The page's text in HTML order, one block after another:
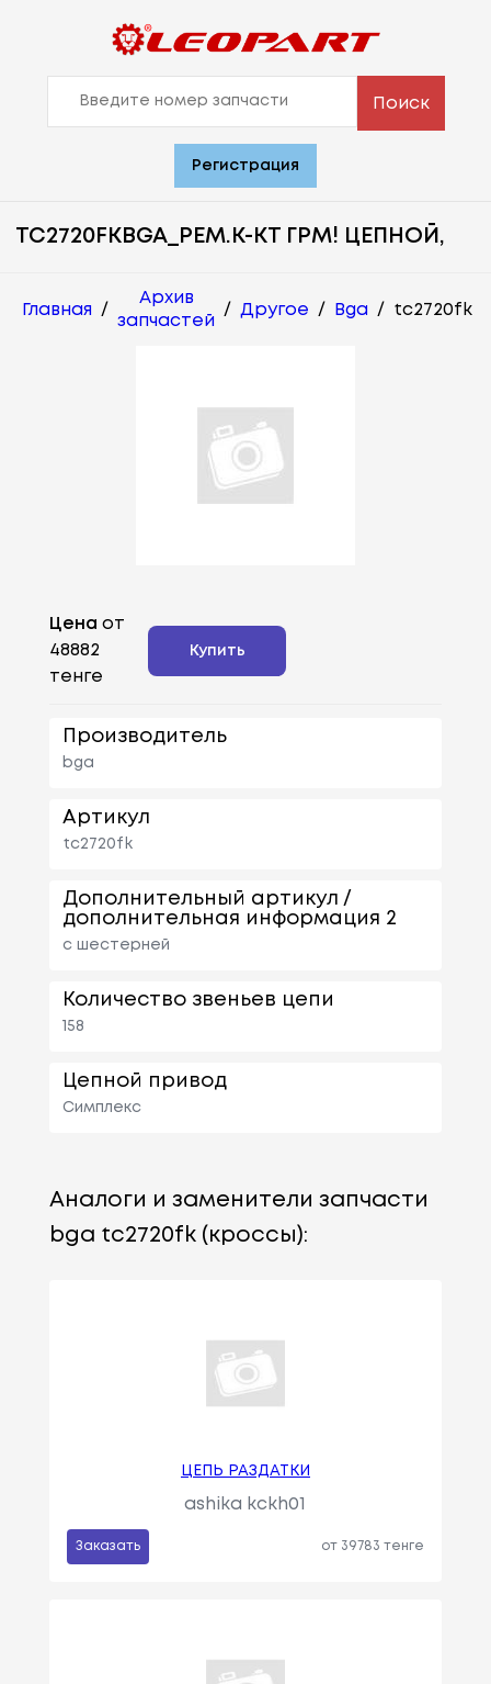
Поиск
Регистрация
TC2720FKBGA_РЕМ.К-КТ ГРМ! ЦЕПНОЙ,
Главная /
Архив
запчастей
/ Другое / Bga / tc2720fk
Цена от
48882
тенге
Купить
Производитель
bga
Артикул
tc2720fk
Дополнительный артикул /
дополнительная информация 2
с шестерней
Количество звеньев цепи
158
Цепной привод
Симплекс
Аналоги и заменители запчасти
bga tc2720fk (кроссы):
ЦЕПЬ РАЗДАТКИ
ashika kckh01
Заказать от 39783 тенге